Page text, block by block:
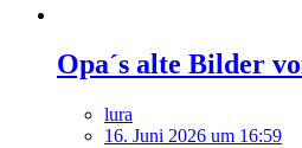
Opa´s alte Bilder
lura
16. Juni 2026 um 16:59